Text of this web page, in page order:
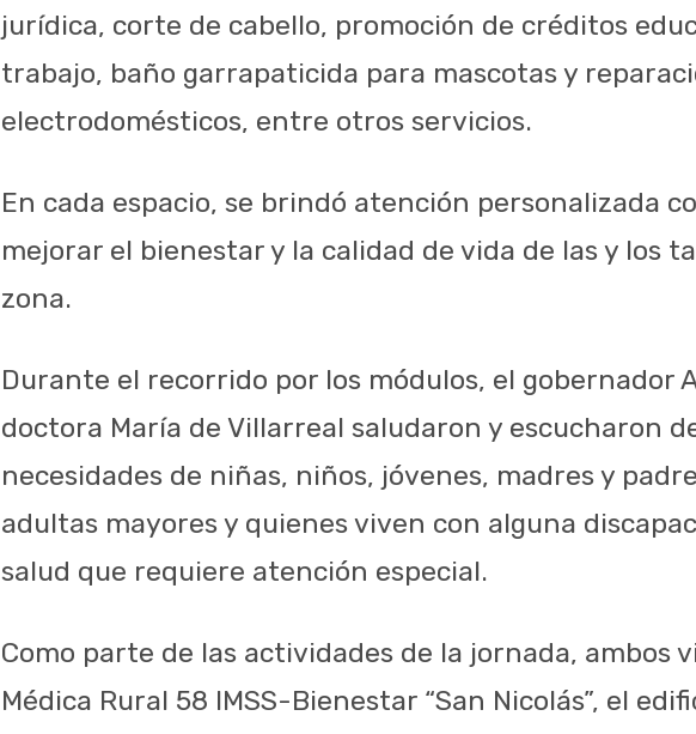
jurídica, corte de cabello, promoción de créditos
trabajo, baño garrapaticida para mascotas y
electrodomésticos, entre otros servicios.
En cada espacio, se brindó atención personalizada
mejorar el bienestar y la calidad de vida de las y los
zona.
Durante el recorrido por los módulos, el gobernador
doctora María de Villarreal saludaron y escucharon
necesidades de niñas, niños, jóvenes, madres y
adultas mayores y quienes viven con alguna
salud que requiere atención especial.
Como parte de las actividades de la jornada, ambos
Médica Rural 58 IMSS-Bienestar “San Nicolás”, el